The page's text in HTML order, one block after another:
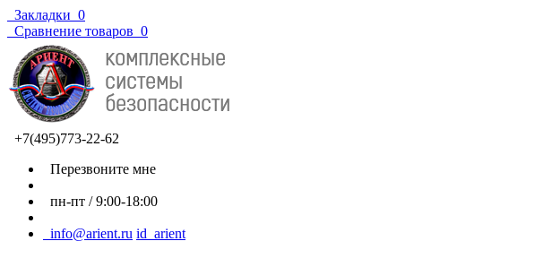
Закладки 0
Сравнение товаров 0
+7(495)773-22-62
Перезвоните мне
пн-пт / 9:00-18:00
info@arient.ru id_arient